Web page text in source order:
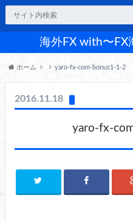
海外FX with〜FX
ホーム yaro-fx-com-bonus1-1-2
2016.11.18
yaro-fx-